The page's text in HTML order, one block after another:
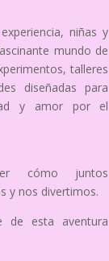
niñas y
mundo de
talleres
diseñadas para
y amor por el
cómo juntos
y nos divertimos.
de esta aventura